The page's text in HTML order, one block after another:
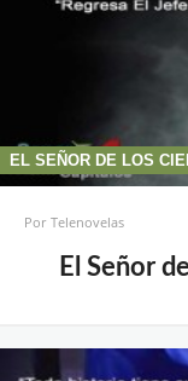
EL SEÑOR DE LOS
PorTelenovelas
El Señor